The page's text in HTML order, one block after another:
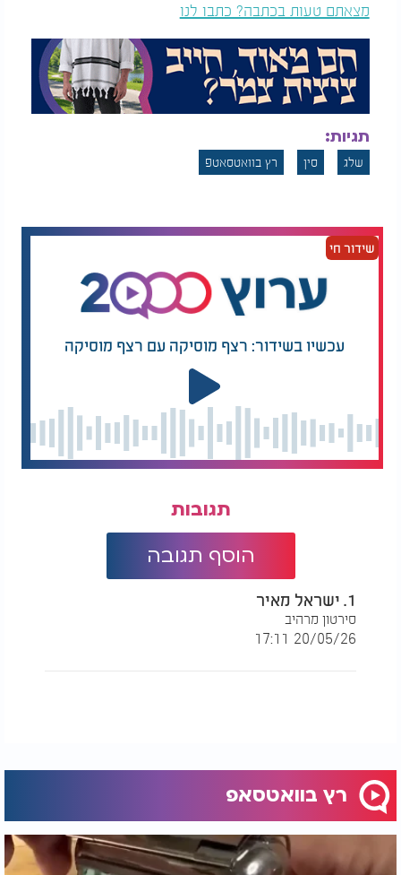
מצאתם טעות בכתבה? כתבו לנו
תגיות:
שלג סין רץ בוואטסאטפ
שידור חי
עכשיו בשידור: רצף מוסיקה עם רצף מוסיקה
תגובות
הוסף תגובה
1. ישראל מאיר
סירטון מרהיב
20/05/26 17:11
רץ בוואטסאפ